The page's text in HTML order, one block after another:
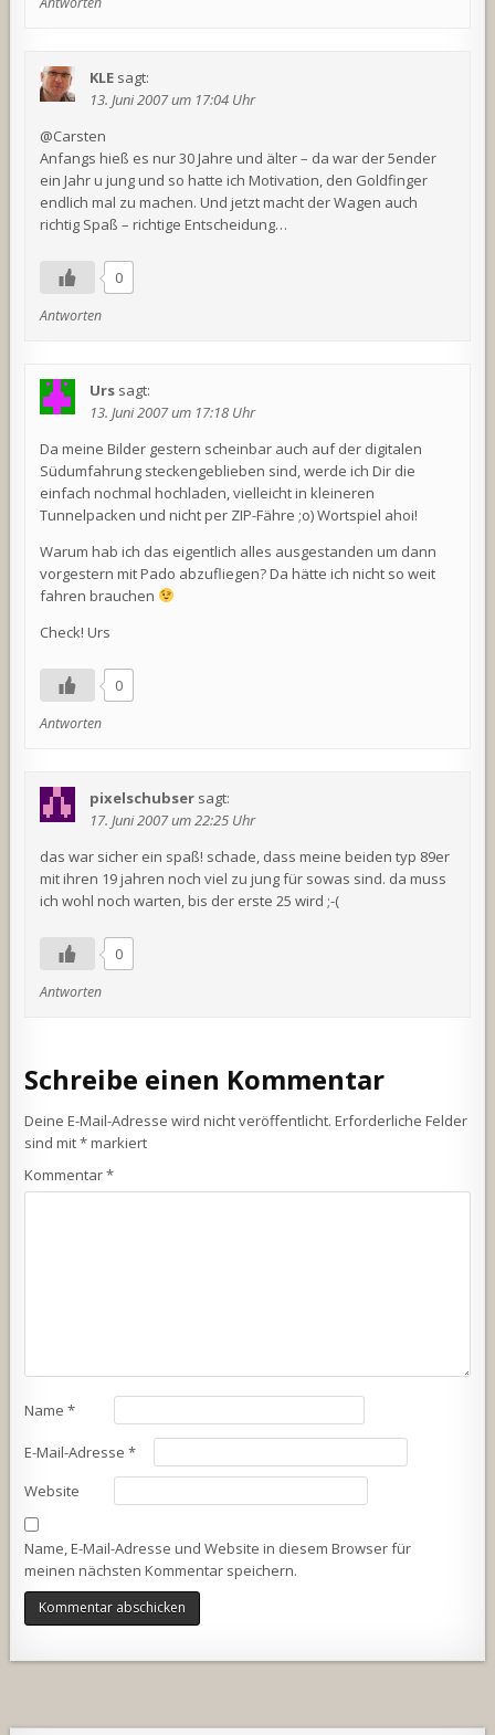
KLE sagt:
13. Juni 2007 um 17:04 Uhr
@Carsten
Anfangs hieß es nur 30 Jahre und älter – da war der 5ender
ein Jahr u jung und so hatte ich Motivation, den Goldfinger
endlich mal zu machen. Und jetzt macht der Wagen auch
richtig Spaß – richtige Entscheidung…
0
Antworten
Urs sagt:
13. Juni 2007 um 17:18 Uhr
Da meine Bilder gestern scheinbar auch auf der digitalen
Südumfahrung steckengeblieben sind, werde ich Dir die
einfach nochmal hochladen, vielleicht in kleineren
Tunnelpacken und nicht per ZIP-Fähre ;o) Wortspiel ahoi!
Warum hab ich das eigentlich alles ausgestanden um dann
vorgestern mit Pado abzufliegen? Da hätte ich nicht so weit
fahren brauchen
Check! Urs
0
Antworten
pixelschubser sagt:
17. Juni 2007 um 22:25 Uhr
das war sicher ein spaß! schade, dass meine beiden typ 89er
mit ihren 19 jahren noch viel zu jung für sowas sind. da muss
ich wohl noch warten, bis der erste 25 wird ;-(
0
Antworten
Schreibe einen Kommentar
Deine E-Mail-Adresse wird nicht veröffentlicht. Erforderliche Felder
sind mit*markiert
Kommentar*
Name*
E-Mail-Adresse*
Website
Name, E-Mail-Adresse und Website in diesem Browser für
meinen nächsten Kommentar speichern.